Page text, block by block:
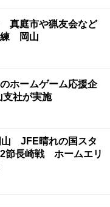
真庭市や猟友会など
練 岡山
ホームゲーム応援企
社が実施
山 JFE晴れの国スタ
節長崎戦 ホームエリ